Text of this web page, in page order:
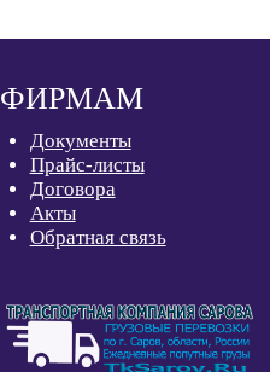
ФИРМАМ
Документы
Прайс-листы
Договора
Акты
Обратная связь